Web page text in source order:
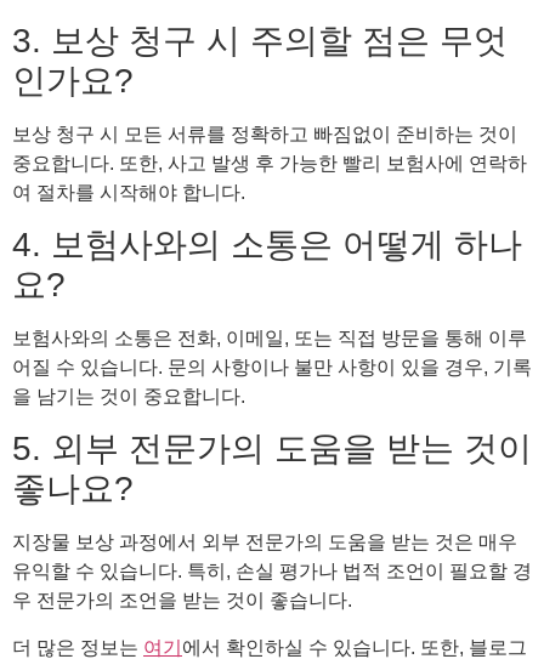
3. 보상 청구 시 주의할 점은 무엇
인가요?
보상 청구 시 모든 서류를 정확하고 빠짐없이 준비하는 것이
중요합니다. 또한, 사고 발생 후 가능한 빨리 보험사에 연락하
여 절차를 시작해야 합니다.
4. 보험사와의 소통은 어떻게 하나
요?
보험사와의 소통은 전화, 이메일, 또는 직접 방문을 통해 이루
어질 수 있습니다. 문의 사항이나 불만 사항이 있을 경우, 기록
을 남기는 것이 중요합니다.
5. 외부 전문가의 도움을 받는 것이
좋나요?
지장물 보상 과정에서 외부 전문가의 도움을 받는 것은 매우
유익할 수 있습니다. 특히, 손실 평가나 법적 조언이 필요할 경
우 전문가의 조언을 받는 것이 좋습니다.
더 많은 정보는 여기 에서 확인하실 수 있습니다. 또한, 블로그